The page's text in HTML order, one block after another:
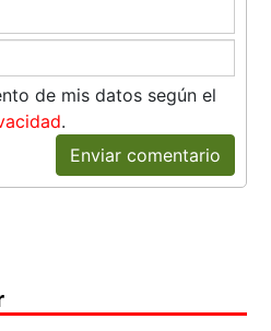
de mis datos según el
.
Enviar comentario